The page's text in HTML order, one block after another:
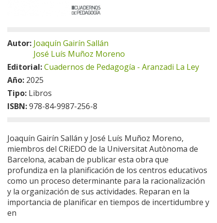
Autor: Joaquín Gairín Sallán
José Luís Muñoz Moreno
Editorial:Cuadernos de Pedagogía - Aranzadi La Ley
Año: 2025
Tipo: Libros
ISBN:978-84-9987-256-8
Joaquín Gairín Sallán y José Luís Muñoz Moreno,
miembros del CRiEDO de la Universitat Autònoma de
Barcelona, acaban de publicar esta obra que
profundiza en la planificación de los centros educativos
como un proceso determinante para la racionalización
y la organización de sus actividades. Reparan en la
importancia de planificar en tiempos de incertidumbre y
en